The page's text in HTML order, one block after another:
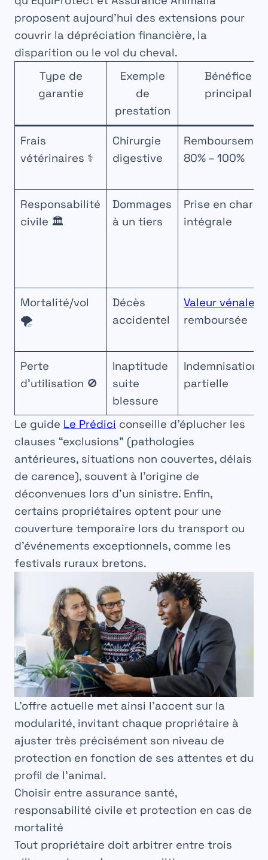
proposent aujourd’hui des extensions pour
couvrir la dépréciation financière, la
disparition ou le vol du cheval.
Type de
garantie
Exemple
de
prestation
Bénéfice
principal
Frais
vétérinaires ⚕️
Chirurgie
digestive
80% – 100%
Responsabilité
civile 🏛️
Dommages
à un tiers
Prise en charge
intégrale
Mortalité/vol
🌪️
Décès
accidentel
Valeur vénale
remboursée
Perte
d’utilisation 🚫
Inaptitude
suite
blessure
Indemnisation
partielle
Le guide Le Prédici conseille d’éplucher les
clauses “exclusions” (pathologies
antérieures, situations non couvertes, délais
de carence), souvent à l’origine de
déconvenues lors d’un sinistre. Enfin,
certains propriétaires optent pour une
couverture temporaire lors du transport ou
d’événements exceptionnels, comme les
festivals ruraux bretons.
L’offre actuelle met ainsi l’accent sur la
modularité, invitant chaque propriétaire à
ajuster très précisément son niveau de
protection en fonction de ses attentes et du
profil de l’animal.
Choisir entre assurance santé,
responsabilité civile et protection en cas de
mortalité
Tout propriétaire doit arbitrer entre trois